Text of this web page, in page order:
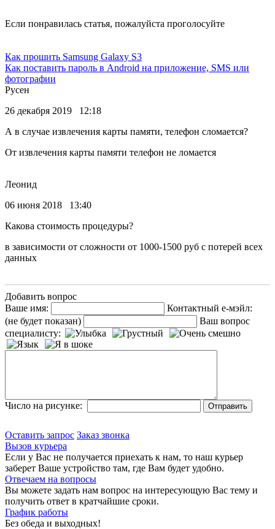
Если понравилась статья, пожалуйста проголосуйте
Как прошить Samsung Galaxy S3
Как поставить пароль в Android на приложение, SMS или
фотографии
Русен
26 декабря 2019 12:18
А в случае извлечения карты памяти, телефон сломается?
От извлечения карты памяти телефон не ломается
Леонид
06 июня 2018 13:40
Какова стоимость процедуры?
в зависимости от сложности от 1000-1500 руб с потерей всех
данных
Добавить вопрос
Ваше имя:
Контактный е-мэйл:
(не будет показан)
Ваш вопрос
специалисту:
Число на рисунке:
Оставить запрос Заказ звонка
Вызов курьера
Если у Вас не получается приехать к нам, то наш курьер
заберет Ваше устройство там, где Вам будет удобно.
Отвечаем на вопросы
Вы можете задать нам вопрос на интересующую Вас тему и
получить ответ в кратчайшие сроки.
График работы
Без обеда и выходных!